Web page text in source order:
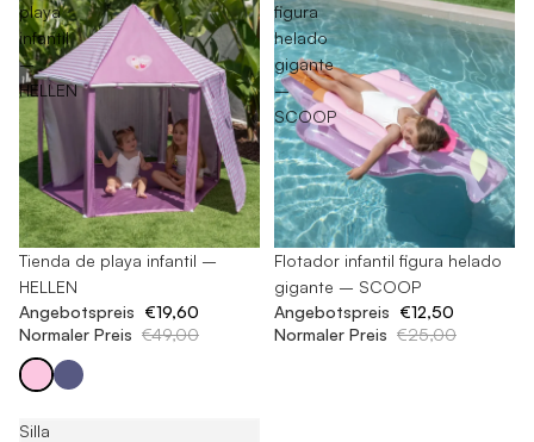
playa
infantil
–
HELLEN
-60%
Tienda de playa infantil –
HELLEN
Angebotspreis €19,60
Normaler Preis €49,00
figura
helado
gigante
–
SCOOP
-50%
Flotador infantil figura helado
gigante – SCOOP
Angebotspreis €12,50
Normaler Preis €25,00
Silla